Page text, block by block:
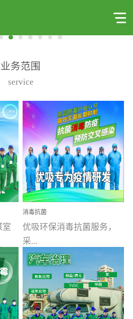
业务范围
service
室
业
情
消毒抗菌
优吸环保消毒抗菌服务，
采...
用行业公认奥维牌消毒
液，具备杀死人体冠状病
毒的功效，杀菌率